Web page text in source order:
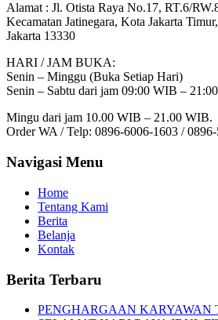
Alamat : Jl. Otista Raya No.17, RT.6/
Kecamatan Jatinegara, Kota Jakarta
Jakarta 13330
HARI / JAM BUKA:
Senin – Minggu (Buka Setiap Hari)
Senin – Sabtu dari jam 09:00 WIB –
Mingu dari jam 10.00 WIB – 21.00 WIB.
Order WA / Telp: 0896-6006-1603 /
Navigasi Menu
Home
Tentang Kami
Berita
Belanja
Kontak
Berita Terbaru
PENGHARGAAN KARYAWAN